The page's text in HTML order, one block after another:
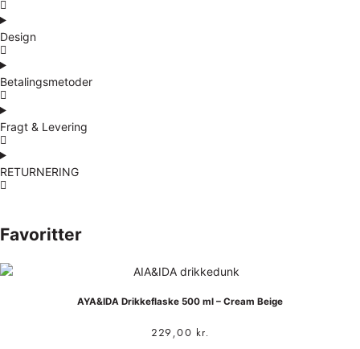
Design
Betalingsmetoder
Fragt & Levering
RETURNERING
Favoritter
AYA&IDA Drikkeflaske 500 ml – Cream Beige
229,00 kr.